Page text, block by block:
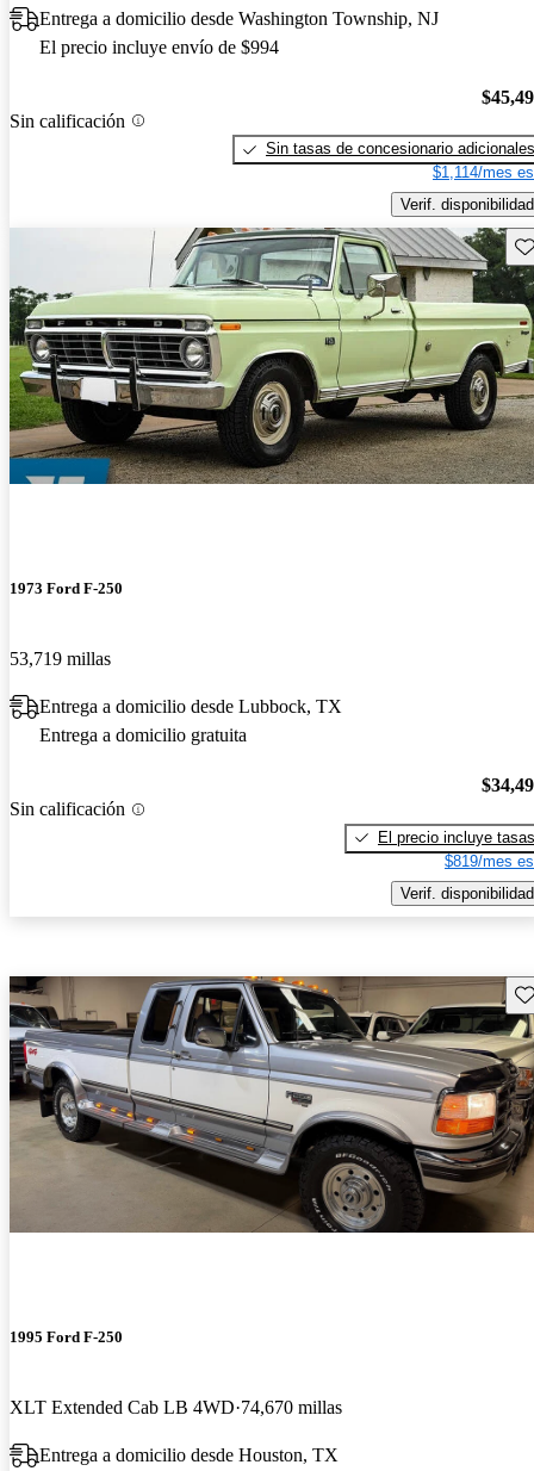
Entrega a domicilio desde Washington Township, NJ
El precio incluye envío de $994
Sin calificación
Sin tasas de concesionario adicionales
$1,114/mes
Verif. disponibilidad
1973 Ford F-250
53,719 millas
Entrega a domicilio desde Lubbock, TX
Entrega a domicilio gratuita
Sin calificación
El precio incluye tasas
$819/mes
Verif. disponibilidad
1995 Ford F-250
XLT Extended Cab LB 4WD 74,670 millas
Entrega a domicilio desde Houston, TX